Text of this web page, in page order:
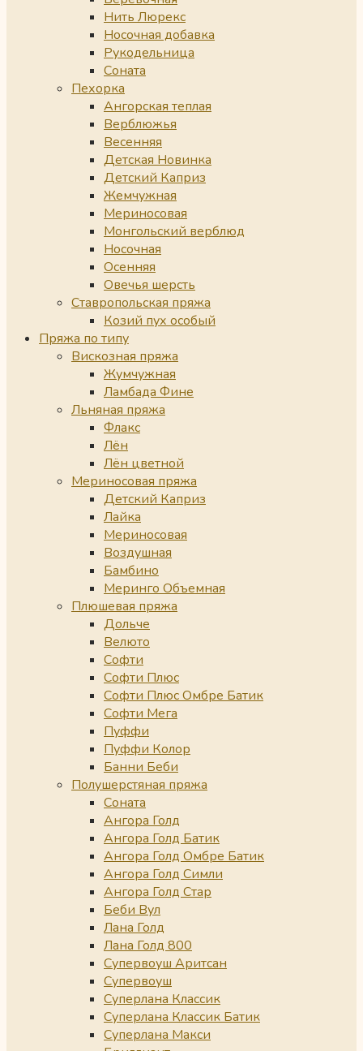
Нить Люрекс
Носочная добавка
Рукодельница
Соната
Пехорка
Ангорская теплая
Верблюжья
Весенняя
Детская Новинка
Детский Каприз
Жемчужная
Мериносовая
Монгольский верблюд
Носочная
Осенняя
Овечья шерсть
Ставропольская пряжа
Козий пух особый
Пряжа по типу
Вискозная пряжа
Жумчужная
Ламбада Фине
Льняная пряжа
Флакс
Лён
Лён цветной
Мериносовая пряжа
Детский Каприз
Лайка
Мериносовая
Воздушная
Бамбино
Меринго Объемная
Плюшевая пряжа
Дольче
Велюто
Софти
Софти Плюс
Софти Плюс Омбре Батик
Софти Мега
Пуффи
Пуффи Колор
Банни Беби
Полушерстяная пряжа
Соната
Ангора Голд
Ангора Голд Батик
Ангора Голд Омбре Батик
Ангора Голд Симли
Ангора Голд Стар
Беби Вул
Лана Голд
Лана Голд 800
Супервоуш Аритсан
Супервоуш
Суперлана Классик
Суперлана Классик Батик
Суперлана Макси